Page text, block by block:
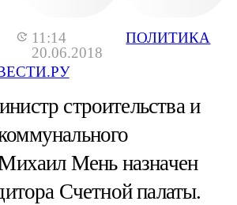
11:14
20.06.2018
ПОЛИТИКА
строительства и
Мень назначен
Счетной палаты.